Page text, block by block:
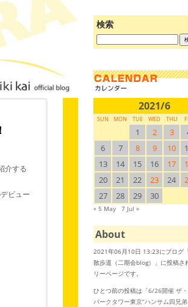
検索
ブ
ロ
検
索:
介する
ビュー
2021/6
SUN MON TUE WED THU
1 2 3
6
7 8 9 10
13
14 15 16 17
20
21 22 23 24
27
28 29 30
« 5 May 7 Jul »
About
2021年06月10日 13:23にブログ
散歩道（二期会blog）」に投稿さ
リーページです。
ひとつ前の投稿は「6/26開催 ザ
パークタワー東京“ハンサム四兄